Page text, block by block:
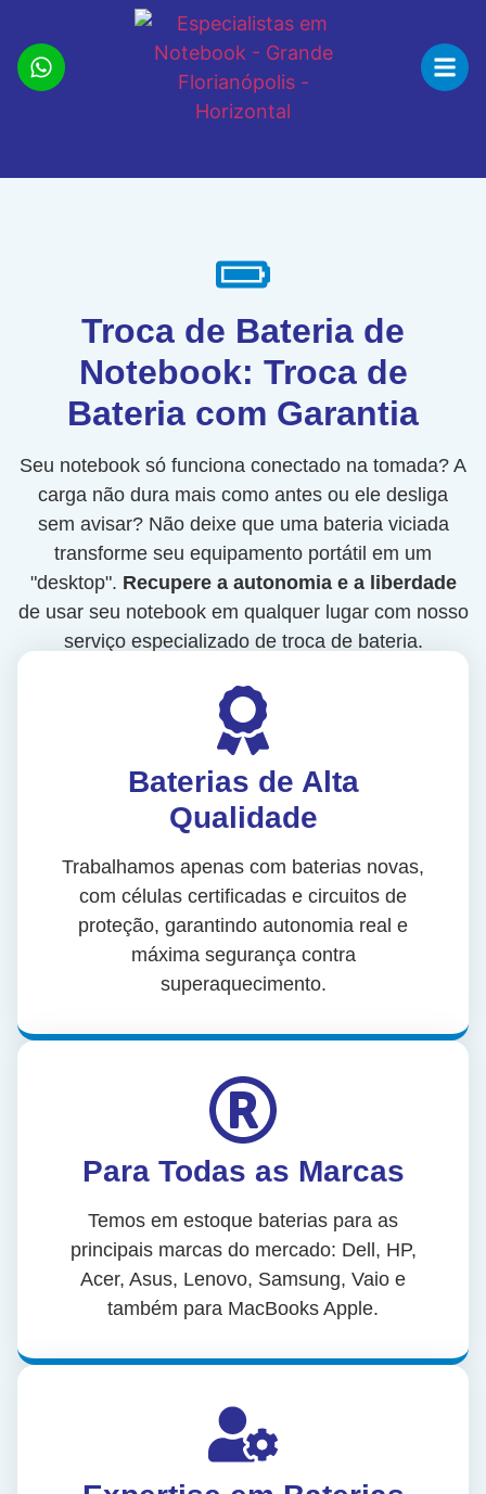
Troca de Bateria de
Notebook: Troca de
Bateria com Garantia
Seu notebook só funciona conectado na tomada? A
carga não dura mais como antes ou ele desliga
sem avisar? Não deixe que uma bateria viciada
transforme seu equipamento portátil em um
"desktop". Recupere a autonomia e a liberdade
de usar seu notebook em qualquer lugar com nosso
serviço especializado de troca de bateria.
Baterias de Alta
Qualidade
Trabalhamos apenas com baterias novas,
com células certificadas e circuitos de
proteção, garantindo autonomia real e
máxima segurança contra
superaquecimento.
Para Todas as Marcas
Temos em estoque baterias para as
principais marcas do mercado: Dell, HP,
Acer, Asus, Lenovo, Samsung, Vaio e
também para MacBooks Apple.